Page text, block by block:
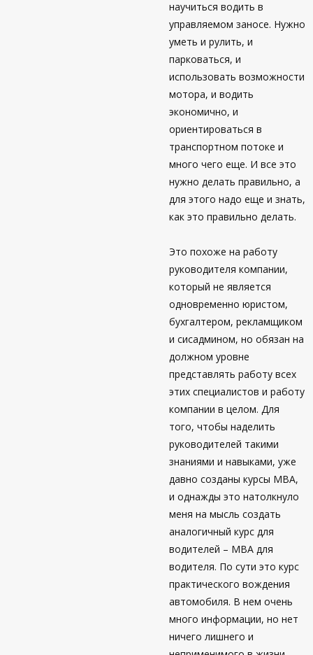
научиться водить в
управляемом заносе. Нужно
уметь и рулить, и
парковаться, и
использовать возможности
мотора, и водить
экономично, и
ориентироваться в
транспортном потоке и
много чего еще. И все это
нужно делать правильно, а
для этого надо еще и знать,
как это правильно делать.
Это похоже на работу
руководителя компании,
который не является
одновременно юристом,
бухгалтером, рекламщиком
и сисадмином, но обязан на
должном уровне
представлять работу всех
этих специалистов и работу
компании в целом. Для
того, чтобы наделить
руководителей такими
знаниями и навыками, уже
давно созданы курсы МВА,
и однажды это натолкнуло
меня на мысль создать
аналогичный курс для
водителей – МВА для
водителя. По сути это курс
практического вождения
автомобиля. В нем очень
много информации, но нет
ничего лишнего и